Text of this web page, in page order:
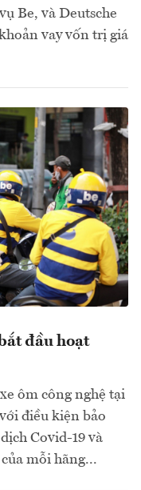
Be, và Deutsche
vay vốn trị giá
đầu hoạt
ôm công nghệ tại
điều kiện bảo
Covid-19 và
mỗi hãng...